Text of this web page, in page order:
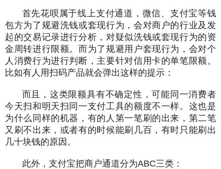
首先花呗属于线上支付通道，微信、支付宝等钱
包方为了规避洗钱或套现行为，会对商户的行业及发
起的交易记录进行分析，对疑似洗钱或套现行为的资
金周转进行限额。而为了规避用户套现行为，会对个
人消费行为进行判断，主要针对信用卡的单笔限额。
比如有人用扫码产品就会弹出这样的提示：
而且，这类限额具有不确定性，可能同一消费者
今天扫和明天扫同一支付工具的额度不一样。这也是
为什么同样的机器，有的人第一笔刷的出来，第二笔
又刷不出来，或者有的时候能刷几百，有时只能刷出
几十块钱的原因。
此外，支付宝把商户通道分为ABC三类：